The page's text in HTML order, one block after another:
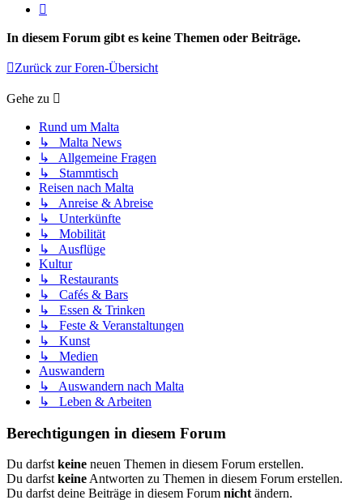
In diesem Forum gibt es keine Themen oder Beiträge.
Zurück zur Foren-Übersicht
Gehe zu
Rund um Malta
↳ Malta News
↳ Allgemeine Fragen
↳ Stammtisch
Reisen nach Malta
↳ Anreise & Abreise
↳ Unterkünfte
↳ Mobilität
↳ Ausflüge
Kultur
↳ Restaurants
↳ Cafés & Bars
↳ Essen & Trinken
↳ Feste & Veranstaltungen
↳ Kunst
↳ Medien
Auswandern
↳ Auswandern nach Malta
↳ Leben & Arbeiten
Berechtigungen in diesem Forum
Du darfst keine neuen Themen in diesem Forum erstellen.
Du darfst keine Antworten zu Themen in diesem Forum erstellen.
Du darfst deine Beiträge in diesem Forum nicht ändern.